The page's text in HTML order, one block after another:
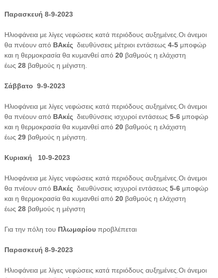
Παρασκευή 8-9-2023
Ηλιοφάνεια με λίγες νεφώσεις κατά περιόδους αυξημένες.Οι άνεμοι
θα πνέουν απόΒΑκέςδιευθύνσεις μέτριοι εντάσεως 4-5 μποφώρ
και η θερμοκρασία θα κυμανθεί από20 βαθμούς η ελάχιστη
έως 28 βαθμούς η μέγιστη.
Σάββατο 9-9-2023
Ηλιοφάνεια με λίγες νεφώσεις κατά περιόδους αυξημένες.Οι άνεμοι
θα πνέουν απόΒΑκέςδιευθύνσεις ισχυροί εντάσεως 5-6 μποφώρ
και η θερμοκρασία θα κυμανθεί από20 βαθμούς η ελάχιστη
έως 29 βαθμούς η μέγιστη.
Κυριακή 10-9-2023
Ηλιοφάνεια με λίγες νεφώσεις κατά περιόδους αυξημένες.Οι άνεμοι
θα πνέουν απόΒΑκέςδιευθύνσεις ισχυροί εντάσεως 5-6 μποφώρ
και η θερμοκρασία θα κυμανθεί από20 βαθμούς η ελάχιστη
έως 28 βαθμούς η μέγιστη
Για την πόλη του Πλωμαρίουπροβλέπεται
Παρασκευή 8-9-2023
Ηλιοφάνεια με λίγες νεφώσεις κατά περιόδους αυξημένες.Οι άνεμοι